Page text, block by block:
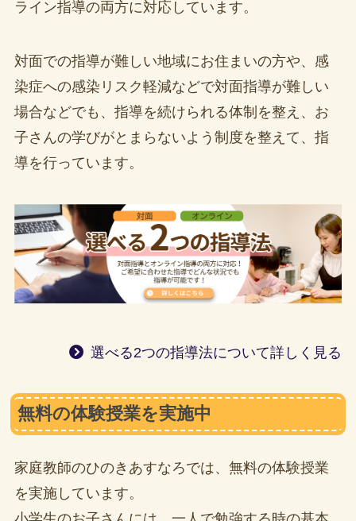
ライン指導の両方に対応しています。
対面での指導が難しい地域にお住まいの方や、感
染症への感染リスク軽減などで対面指導が難しい
場合などでも、指導を続けられる体制を整え、お
子さんの学びがとまらないよう制度を整えて、指
導を行っています。
選べる2つの指導法について詳しく見る
無料の体験授業を実施中
家庭教師のひのきあすなろでは、無料の体験授業
を実施しています。